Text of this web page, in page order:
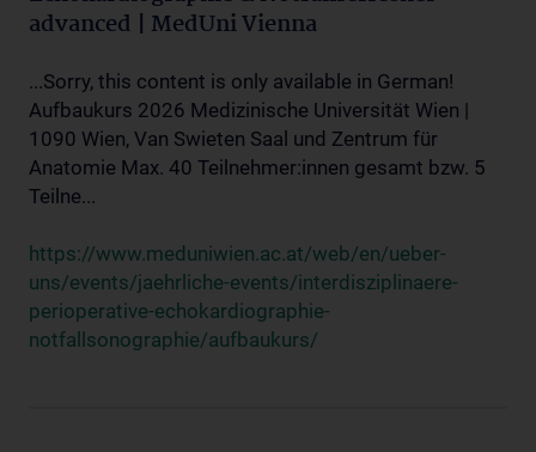
advanced | MedUni Vienna
...Sorry, this content is only available in German!
Aufbaukurs 2026 Medizinische Universität Wien |
1090 Wien, Van Swieten Saal und Zentrum für
Anatomie Max. 40 Teilnehmer:innen gesamt bzw. 5
Teilne...
https://www.meduniwien.ac.at/web/en/ueber-
uns/events/jaehrliche-events/interdisziplinaere-
perioperative-echokardiographie-
notfallsonographie/aufbaukurs/